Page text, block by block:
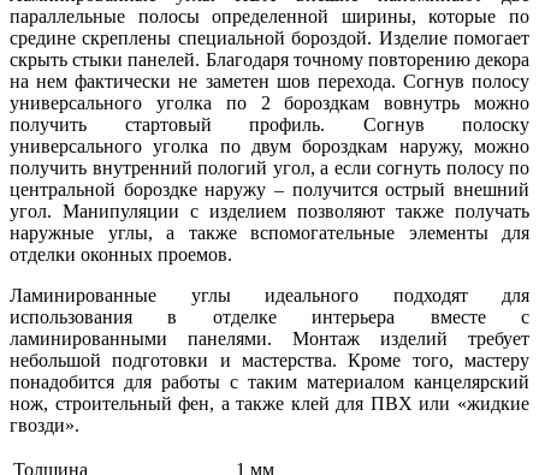
параллельные полосы определенной ширины, которые по
средине скреплены специальной бороздой. Изделие помогает
скрыть стыки панелей. Благодаря точному повторению декора
на нем фактически не заметен шов перехода. Согнув полосу
универсального уголка по 2 бороздкам вовнутрь можно
получить стартовый профиль. Согнув полоску
универсального уголка по двум бороздкам наружу, можно
получить внутренний пологий угол, а если согнуть полосу по
центральной бороздке наружу – получится острый внешний
угол. Манипуляции с изделием позволяют также получать
наружные углы, а также вспомогательные элементы для
отделки оконных проемов.
Ламинированные углы идеального подходят для
использования в отделке интерьера вместе с
ламинированными панелями. Монтаж изделий требует
небольшой подготовки и мастерства. Кроме того, мастеру
понадобится для работы с таким материалом канцелярский
нож, строительный фен, а также клей для ПВХ или «жидкие
гвозди».
Толщина
1 мм